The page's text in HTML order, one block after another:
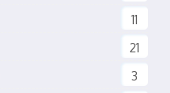
11
21
3